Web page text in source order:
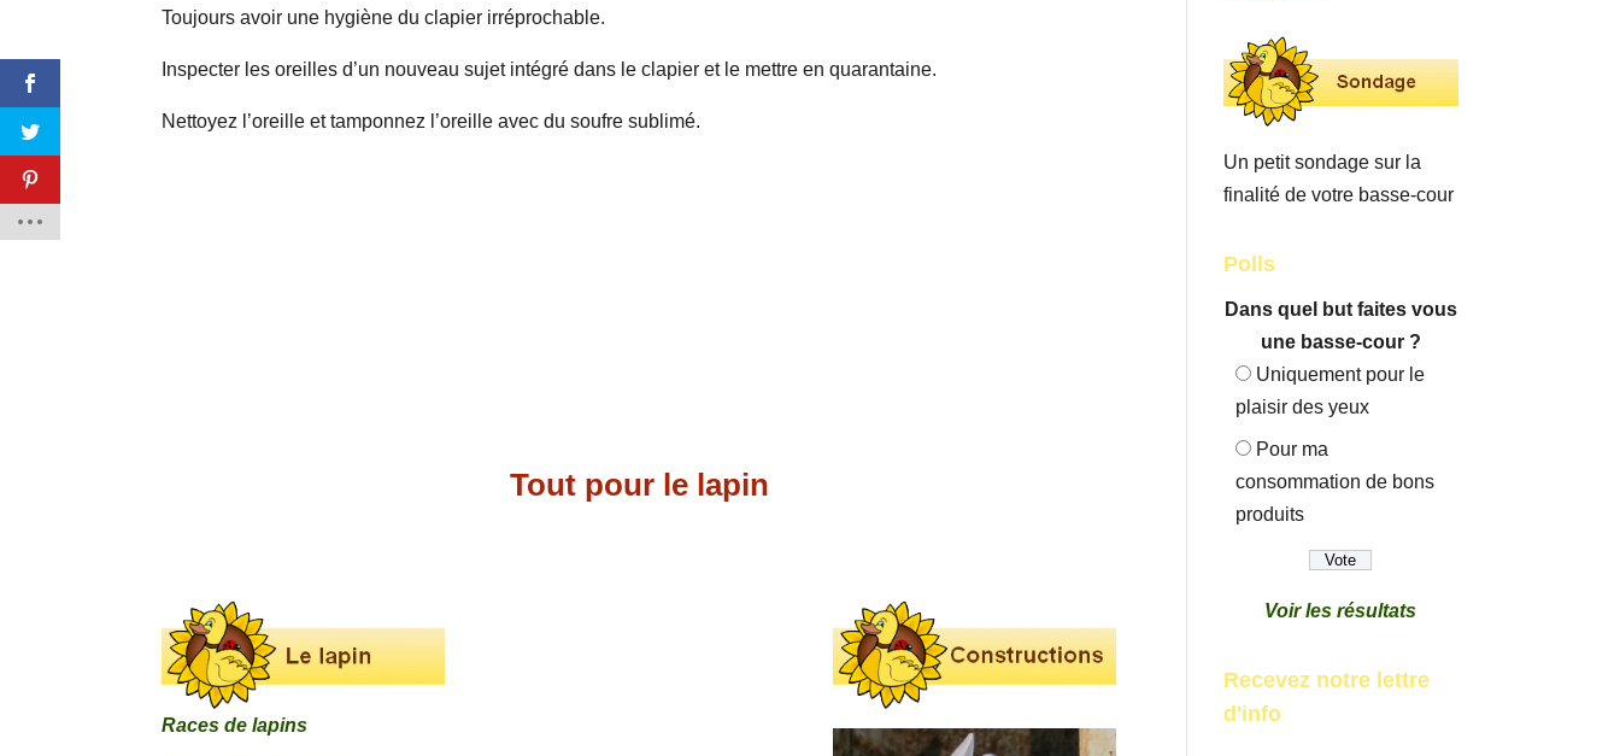
Toujours avoir une hygiène du clapier irréprochable.
Inspecter les oreilles d’un nouveau sujet intégré dans le clapier et le mettre en quarantaine.
Nettoyez l’oreille et tamponnez l’oreille avec du soufre sublimé.
Tout pour le lapin
Races de lapins
Un petit sondage sur la
finalité de votre basse-cour
Polls
Dans quel but faites vous
une basse-cour ?
Uniquement pour le
plaisir des yeux
Pour ma
consommation de bons
produits
Voir les résultats
Recevez notre lettre
d'info